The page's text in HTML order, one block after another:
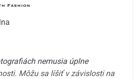
nemusia úplne
Môžu sa líšiť v závislosti na